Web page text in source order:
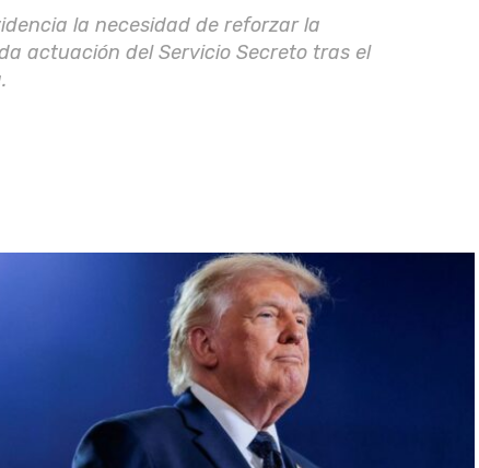
la necesidad de reforzar la
actuación del Servicio Secreto tras el